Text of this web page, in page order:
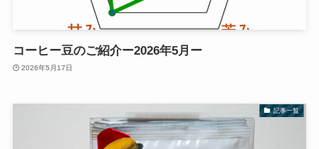
コーヒー豆のご紹介ー2026年5月ー
2026年5月17日
記事一覧